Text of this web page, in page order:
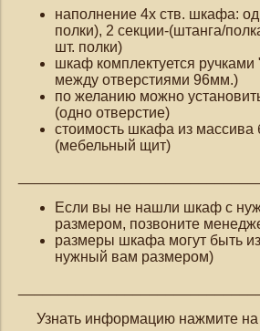
наполнение 4х ств. шкафа:
полки), 2 секции-(штанга/
шт. полки)
шкаф комплектуется ручками
между отверстиями 96мм.)
по желанию можно
(одно отверстие)
стоимость шкафа из массива
(мебельный щит)
Если вы не нашли шкаф с
размером, позвоните
размеры шкафа могут быть
нужный вам размером)
Узнать информацию нажмите на